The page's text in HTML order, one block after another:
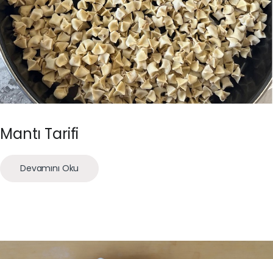
Mantı Tarifi
Devamını Oku